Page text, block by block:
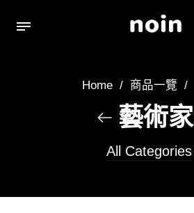
Home / 商品一覽 /
藝術家
All Categories
achin 22